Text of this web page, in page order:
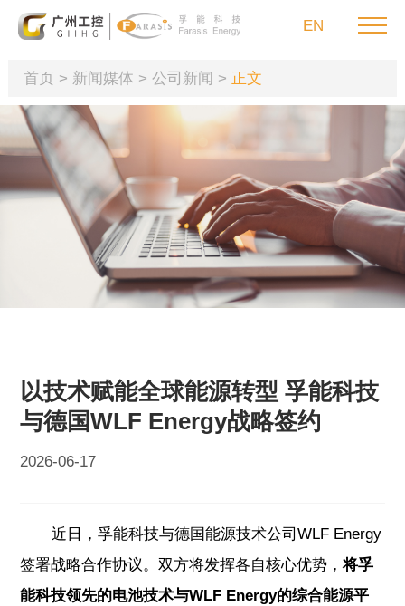
EN
首页
产品与服务
可持续发展
投资者关系
联系我们
首页 > 新闻媒体 > 公司新闻 > 正文
以技术赋能全球能源转型 孚能科技
与德国WLF Energy战略签约
2026-06-17
近日，孚能科技与德国能源技术公司WLF Energy
签署战略合作协议。双方将发挥各自核心优势，将孚
能科技领先的电池技术与WLF Energy的综合能源平